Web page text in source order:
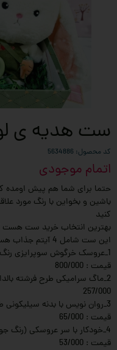
ست هدیه ی
کد محصول: 5634886
اتمام موجودی
حتما برای شما هم پیش اومده
باشین و بخواین با رنگ مورد
کنید
بهترین انتخاب خرید ست
این ست شامل 4 آیتم جذاب هست
1_عروسک خرگوش سوپرایزی رنگ سبز اورجینال سایز 28cm
قیمت : 800/000
2_ماگ سرامیکی طرح فرشته بالدار ( ماگ دارای جعبه و قاشق میباشد)
257/000
3_روان نویس با بدنه سیلیکونی طرح پاندا ( رنگ جوهر مشکی)
قیمت : 65/000
4_خودکار با سر عروسکی (رنگ جوهر مشکی)
قیمت : 53/000